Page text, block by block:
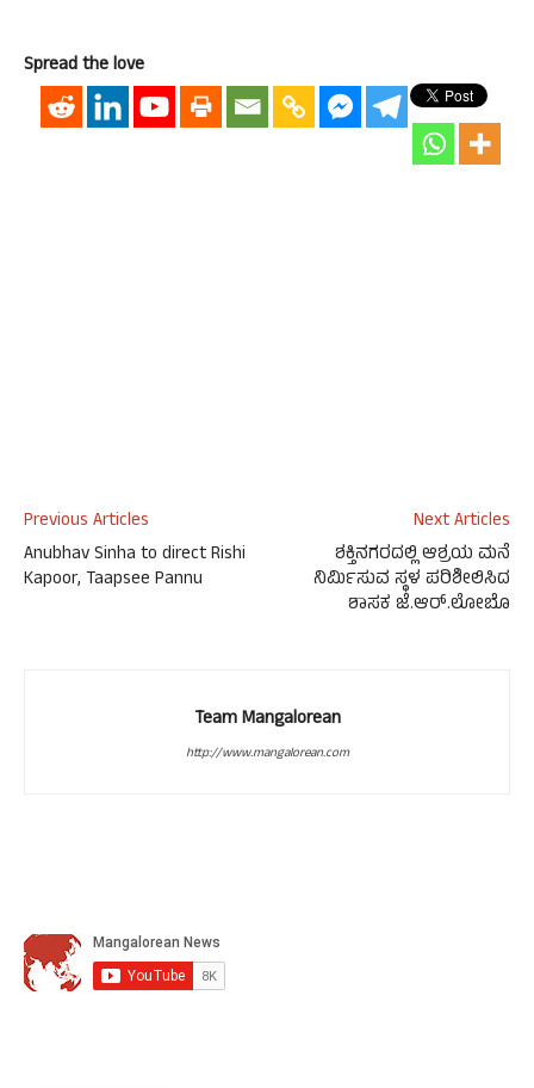
Spread the love
Previous Articles
Anubhav Sinha to direct Rishi
Kapoor, Taapsee Pannu
Next Articles
ಶಕ್ತಿನಗರದಲ್ಲಿ ಆಶ್ರಯ ಮನೆ
ನಿರ್ಮಿಸುವ ಸ್ಥಳ ಪರಿಶೀಲಿಸಿದ
ಶಾಸಕ ಜೆ.ಆರ್.ಲೋಬೊ
Team Mangalorean
http://www.mangalorean.com